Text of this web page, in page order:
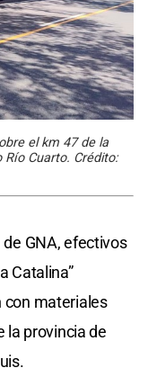
el km 47 de la
Cuarto. Crédito:
GNA, efectivos
Catalina”
con materiales
la provincia de